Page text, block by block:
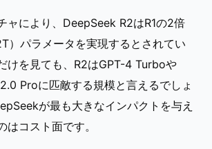
ャにより、DeepSeek R2はR1の2倍
）パラメータを実現するとされてい
けを見ても、R2はGPT-4 Turboや
Proに匹敵する規模と言えるでしょ
が最も大きなインパクトを与え
はコスト面です。